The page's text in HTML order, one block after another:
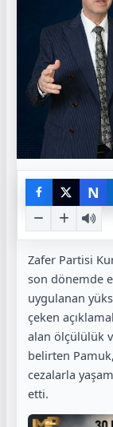
N
Zafer Partisi
son dönemde
uygulanan
çeken
alan ölçülülük
belirten
cezalarla
etti.